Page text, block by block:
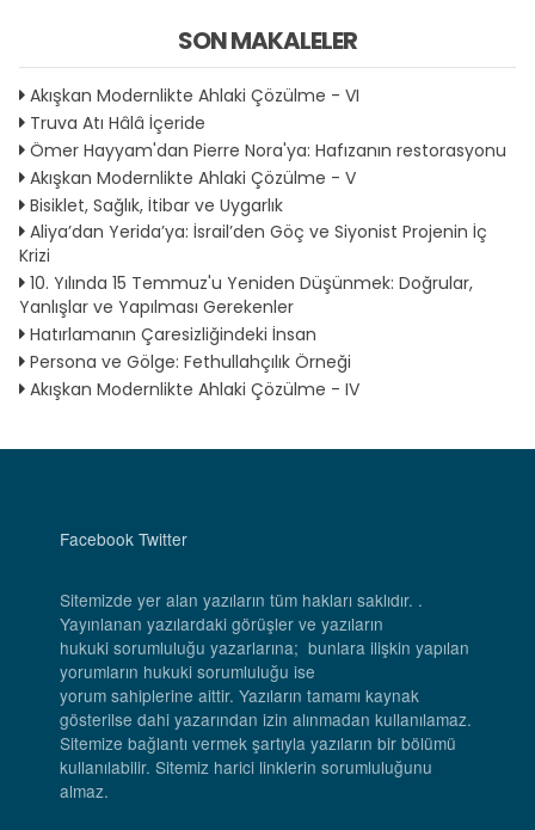
SON MAKALELER
Akışkan Modernlikte Ahlaki Çözülme - VI
Truva Atı Hâlâ İçeride
Ömer Hayyam'dan Pierre Nora'ya: Hafızanın restorasyonu
Akışkan Modernlikte Ahlaki Çözülme - V
Bisiklet, Sağlık, İtibar ve Uygarlık
Aliya’dan Yerida’ya: İsrail’den Göç ve Siyonist Projenin İç
Krizi
10. Yılında 15 Temmuz'u Yeniden Düşünmek: Doğrular,
Yanlışlar ve Yapılması Gerekenler
Hatırlamanın Çaresizliğindeki İnsan
Persona ve Gölge: Fethullahçılık Örneği
Akışkan Modernlikte Ahlaki Çözülme - IV
Facebook Twitter
Sitemizde yer alan yazıların tüm hakları saklıdır. .
Yayınlanan yazılardaki görüşler ve yazıların
hukuki sorumluluğu yazarlarına; bunlara ilişkin yapılan
yorumların hukuki sorumluluğu ise
yorum sahiplerine aittir. Yazıların tamamı kaynak
gösterilse dahi yazarından izin alınmadan kullanılamaz.
Sitemize bağlantı vermek şartıyla yazıların bir bölümü
kullanılabilir. Sitemiz harici linklerin sorumluluğunu
almaz.